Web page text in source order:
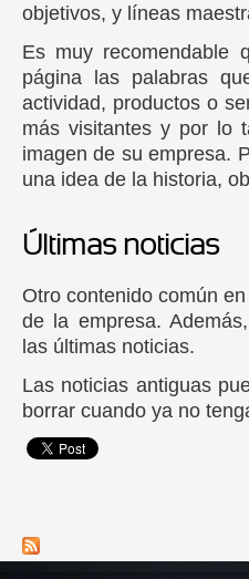
objetivos, y líneas
Es muy recomendable
página las palabras
actividad, productos o
más visitantes y por lo
imagen de su empresa.
una idea de la historia,
Últimas noticias
Otro contenido común
de la empresa.
las últimas noticias.
Las noticias antiguas
borrar cuando ya no